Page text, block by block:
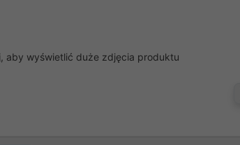
aby wyświetlić duże zdjęcia produktu